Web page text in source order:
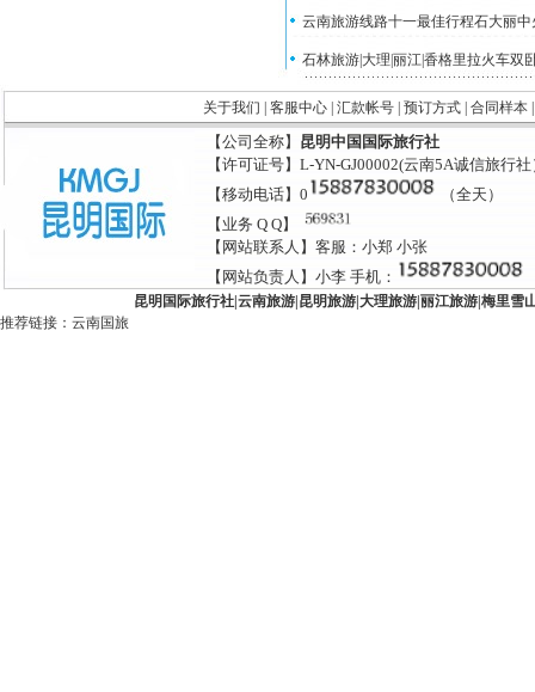
云南旅游线路十一最佳行程石大丽
石林旅游|大理|丽江|香格里拉火车双
关于我们 客服中心| 汇款帐号| 预订方式| 合同样本
【公司全称】 昆明中国国际旅行社
【许可证号】L-YN-GJ00002(云南5A诚信旅行社
【移动电话】0
（全天）
【业务 Q Q】
【网站联系人】客服：小郑 小张
【网站负责人】小李 手机：
昆明国际旅行社| 云南旅游| 昆明旅游| 大理旅游| 丽江旅游| 梅里雪
推荐链接： 云南国旅